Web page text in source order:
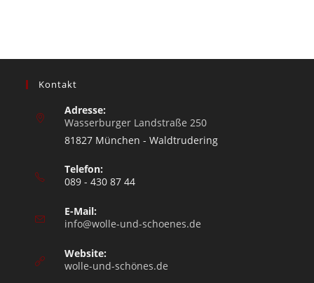
Kontakt
Adresse:
Wasserburger Landstraße 250
81827 München - Waldtrudering
Telefon:
089 - 430 87 44
E-Mail:
info@wolle-und-schoenes.de
Website:
wolle-und-schönes.de